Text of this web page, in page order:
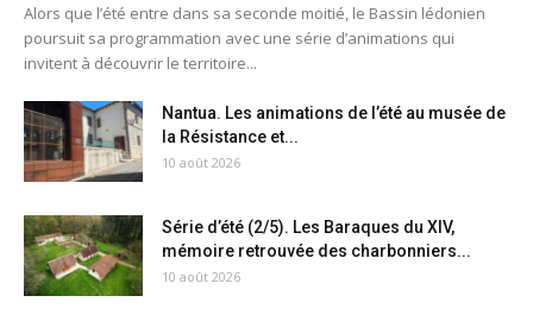
Alors que l’été entre dans sa seconde moitié, le Bassin lédonien
poursuit sa programmation avec une série d’animations qui
invitent à découvrir le territoire...
Nantua. Les animations de l’été au musée de
la Résistance et...
10 août 2026
Série d’été (2/5). Les Baraques du XIV,
mémoire retrouvée des charbonniers...
10 août 2026